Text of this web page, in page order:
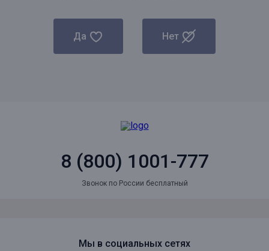
Да Нет
8 (800) 1001-777
Звонок по России бесплатный
Мы в социальных сетях